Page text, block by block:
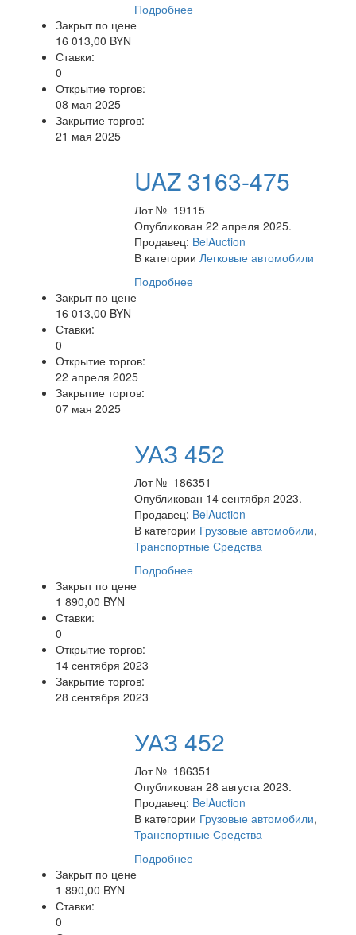
Подробнее
Закрыт по цене
16 013,00 BYN
Ставки:
0
Открытие торгов:
08 мая 2025
Закрытие торгов:
21 мая 2025
UAZ 3163-475
Лот № 19115
Опубликован 22 апреля 2025.
Продавец: BelAuction
В категорииЛегковые автомобили
Подробнее
Закрыт по цене
16 013,00 BYN
Ставки:
0
Открытие торгов:
22 апреля 2025
Закрытие торгов:
07 мая 2025
УАЗ 452
Лот № 186351
Опубликован 14 сентября 2023.
Продавец: BelAuction
В категории Грузовые автомобили,
Транспортные Средства
Подробнее
Закрыт по цене
1 890,00 BYN
Ставки:
0
Открытие торгов:
14 сентября 2023
Закрытие торгов:
28 сентября 2023
УАЗ 452
Лот № 186351
Опубликован 28 августа 2023.
Продавец: BelAuction
В категории Грузовые автомобили,
Транспортные Средства
Подробнее
Закрыт по цене
1 890,00 BYN
Ставки:
0